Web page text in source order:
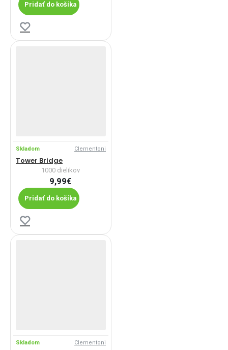
Pridať do košíka
Skladom Clementoni
Tower Bridge
1000 dielikov
9,99€
Pridať do košíka
Skladom Clementoni